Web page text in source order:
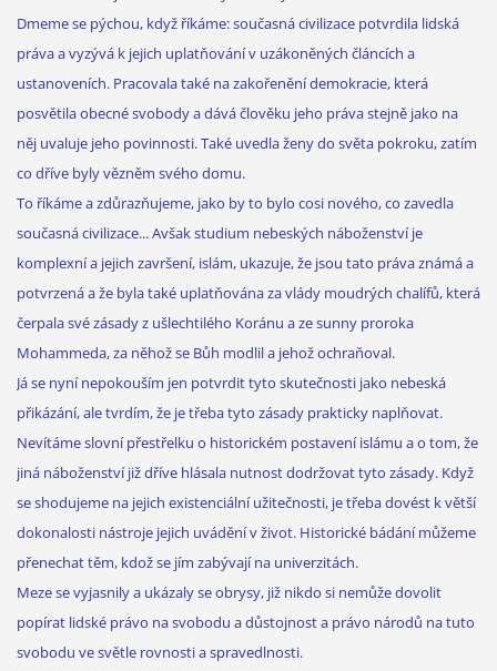
Dmeme se pýchou, když říkáme: současná civilizace potvrdila lidská
práva a vyzývá k jejich uplatňování v uzákoněných článcích a
ustanoveních. Pracovala také na zakořenění demokracie, která
posvětila obecné svobody a dává člověku jeho práva stejně jako na
něj uvaluje jeho povinnosti. Také uvedla ženy do světa pokroku, zatím
co dříve byly vězněm svého domu.
To říkáme a zdůrazňujeme, jako by to bylo cosi nového, co zavedla
současná civilizace... Avšak studium nebeských náboženství je
komplexní a jejich završení, islám, ukazuje, že jsou tato práva známá a
potvrzená a že byla také uplatňována za vlády moudrých chalífů, která
čerpala své zásady z ušlechtilého Koránu a ze sunny proroka
Mohammeda, za něhož se Bůh modlil a jehož ochraňoval.
Já se nyní nepokouším jen potvrdit tyto skutečnosti jako nebeská
přikázání, ale tvrdím, že je třeba tyto zásady prakticky naplňovat.
Nevítáme slovní přestřelku o historickém postavení islámu a o tom, že
jiná náboženství již dříve hlásala nutnost dodržovat tyto zásady. Když
se shodujeme na jejich existenciální užitečnosti, je třeba dovést k větší
dokonalosti nástroje jejich uvádění v život. Historické bádání můžeme
přenechat těm, kdož se jím zabývají na univerzitách.
Meze se vyjasnily a ukázaly se obrysy, již nikdo si nemůže dovolit
popírat lidské právo na svobodu a důstojnost a právo národů na tuto
svobodu ve světle rovnosti a spravedlnosti.